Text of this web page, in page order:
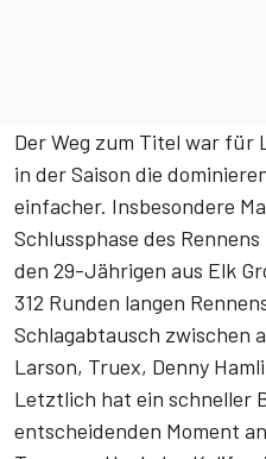
Der Weg zum Titel war für
in der Saison die
einfacher. Insbesondere
Schlussphase des
den 29-Jährigen aus Elk
312 Runden langen
Schlagabtausch zwischen
Larson, Truex, Denny
Letztlich hat ein schneller
entscheidenden Moment